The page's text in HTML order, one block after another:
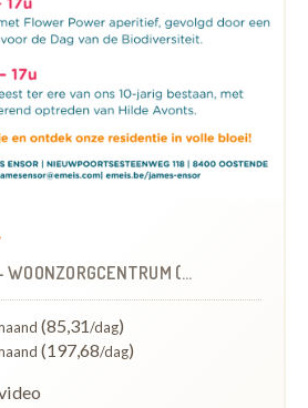
WOONZORGCENTRUM (WZC)
(85,31/dag)
(197,68/dag)